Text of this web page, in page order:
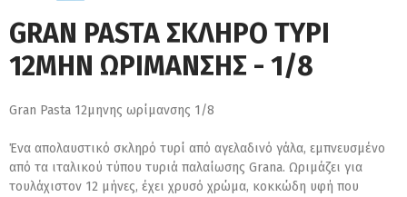
GRAN PASTA ΣΚΛΗΡΟ ΤΥΡΙ
12ΜΗΝ ΩΡΙΜΑΝΣΗΣ - 1/8
Gran Pasta 12μηνης ωρίμανσης 1/8
Ένα απολαυστικό σκληρό τυρί από αγελαδινό γάλα, εμπνευσμένο
από τα ιταλικού τύπου τυριά παλαίωσης Grana. Ωριμάζει για
τουλάχιστον 12 μήνες, έχει χρυσό χρώμα, κοκκώδη υφή που